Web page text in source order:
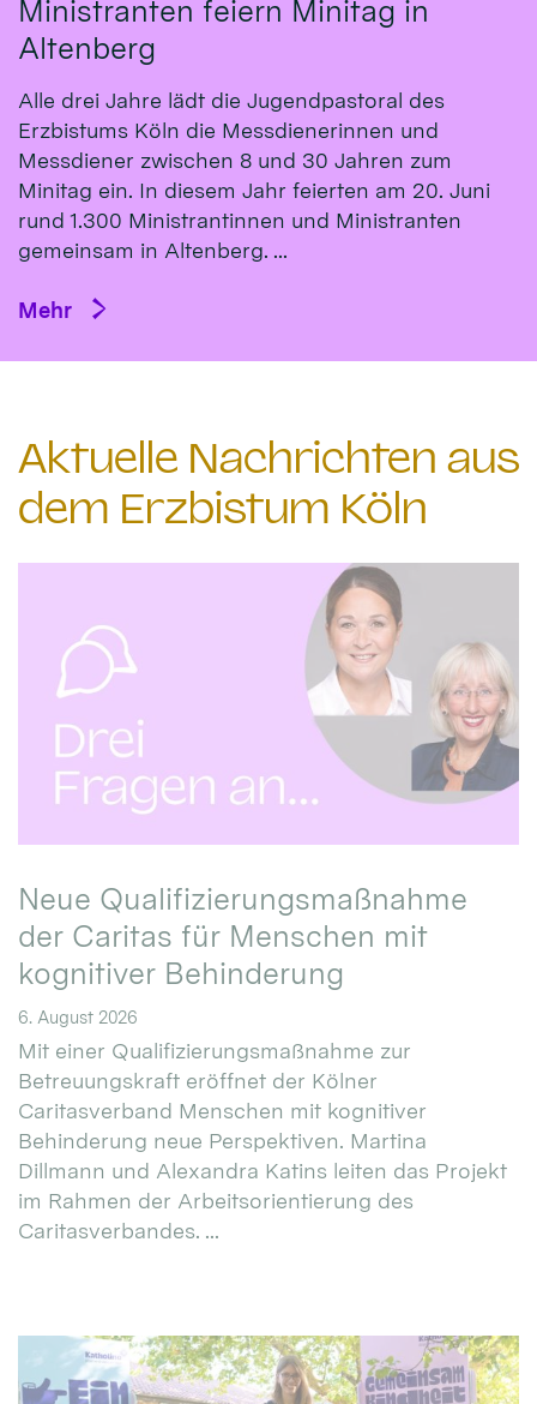
Ministranten feiern Minitag in
Altenberg
Alle drei Jahre lädt die Jugendpastoral des
Erzbistums Köln die Messdienerinnen und
Messdiener zwischen 8 und 30 Jahren zum
Minitag ein. In diesem Jahr feierten am 20. Juni
rund 1.300 Ministrantinnen und Ministranten
gemeinsam in Altenberg. ...
Mehr
Aktuelle Nachrichten aus
dem Erzbistum Köln
Neue Qualifizierungsmaßnahme
der Caritas für Menschen mit
kognitiver Behinderung
6. August 2026
Mit einer Qualifizierungsmaßnahme zur
Betreuungskraft eröffnet der Kölner
Caritasverband Menschen mit kognitiver
Behinderung neue Perspektiven. Martina
Dillmann und Alexandra Katins leiten das Projekt
im Rahmen der Arbeitsorientierung des
Caritasverbandes. ...